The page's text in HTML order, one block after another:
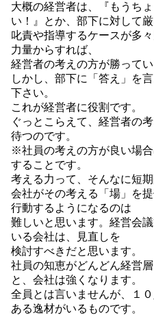
大概の経営者は、『もうち
い！』とか、部下に対して厳
叱責や指導するケースが多
力量からすれば、
経営者の考えの方が勝ってい
しかし、部下に「答え」を
下さい。
これが経営者に役割です。
ぐっとこらえて、経営者の
待つのです。
※社員の考えの方が良い場
することです。
考える力って、そんなに短
会社がその考える「場」を
行動するようになるのは
難しいと思います。経営会
いる会社は、見直しを
検討すべきだと思います。
社員の知恵がどんどん経営
と、会社は強くなります。
全員とは言いませんが、１
ある逸材がいるものです。